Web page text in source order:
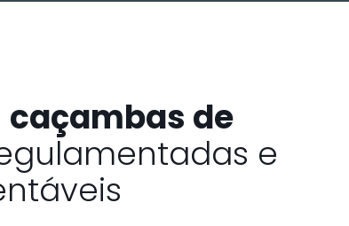
caçambas de
e